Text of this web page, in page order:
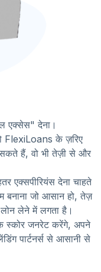
एक्सेस" देना।
FlexiLoans के ज़रिए
हैं, वो भी तेज़ी से और
एक्सपीरियंस देना चाहते
बनाना जो आसान हो, तेज़
लेने में लगता है।
स्कोर जनरेट करेंगे, अपने
पार्टनर्स से आसानी से